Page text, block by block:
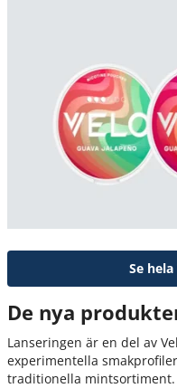
Se
De nya
Lanseringen är en del av
experimentella
traditionella mintsortiment.